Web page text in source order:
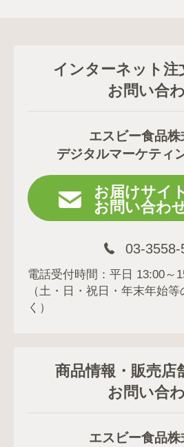
インターネット注
お問い合
エスビー食品株
デジタルマーケティ
お届けサイト
お問い合わ
03-3558-
電話受付時間：平日 13:00～
（土・日・祝日・年末年始
く）
商品情報・販売店
お問い合
エスビー食品株